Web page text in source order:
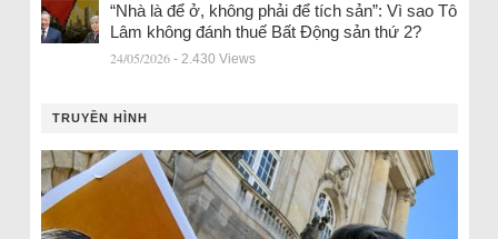
“Nhà là để ở, không phải để tích sản”: Vì sao Tô
Lâm không đánh thuế Bất Động sản thứ 2?
24/05/2026 - 2.430 Views
TRUYỀN HÌNH